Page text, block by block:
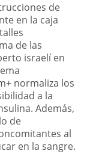
de
en la caja
de las
israelí en
normaliza los
a la
Además,
de
al
en la sangre.